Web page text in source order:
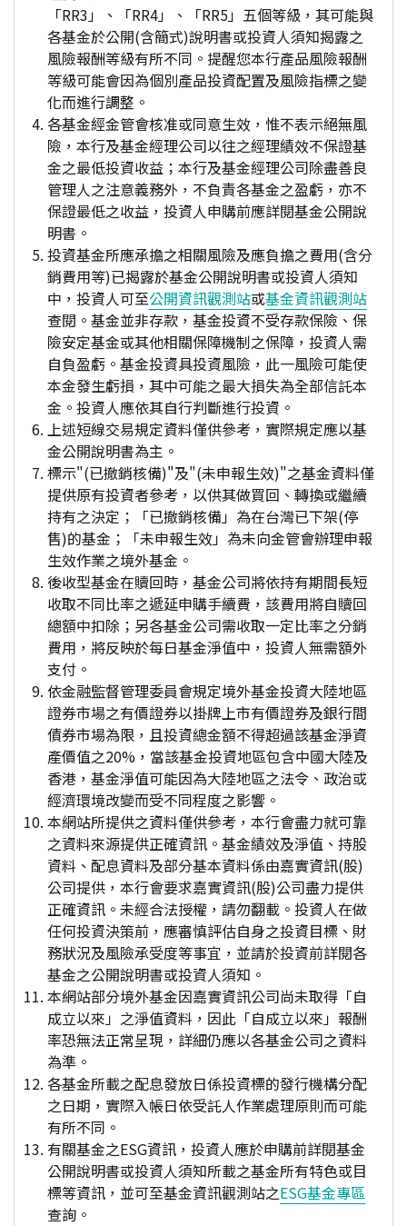
「RR3」、「RR4」、「RR5」五個等級，其可能與
各基金於公開(含簡式)說明書或投資人須知揭露之
風險報酬等級有所不同。提醒您本行產品風險報酬
等級可能會因為個別產品投資配置及風險指標之變
化而進行調整。
各基金經金管會核准或同意生效，惟不表示絕無風
險，本行及基金經理公司以往之經理績效不保證基
金之最低投資收益；本行及基金經理公司除盡善良
管理人之注意義務外，不負責各基金之盈虧，亦不
保證最低之收益，投資人申購前應詳閱基金公開說
明書。
投資基金所應承擔之相關風險及應負擔之費用(含分
銷費用等)已揭露於基金公開說明書或投資人須知
中，投資人可至公開資訊觀測站或基金資訊觀測站
查閱。基金並非存款，基金投資不受存款保險、保
險安定基金或其他相關保障機制之保障，投資人需
自負盈虧。基金投資具投資風險，此一風險可能使
本金發生虧損，其中可能之最大損失為全部信託本
金。投資人應依其自行判斷進行投資。
上述短線交易規定資料僅供參考，實際規定應以基
金公開說明書為主。
標示"(已撤銷核備)"及"(未申報生效)"之基金資料僅
提供原有投資者參考，以供其做買回、轉換或繼續
持有之決定；「已撤銷核備」為在台灣已下架(停
售)的基金；「未申報生效」為未向金管會辦理申報
生效作業之境外基金。
後收型基金在贖回時，基金公司將依持有期間長短
收取不同比率之遞延申購手續費，該費用將自贖回
總額中扣除；另各基金公司需收取一定比率之分銷
費用，將反映於每日基金淨值中，投資人無需額外
支付。
依金融監督管理委員會規定境外基金投資大陸地區
證券市場之有價證券以掛牌上市有價證券及銀行間
債券市場為限，且投資總金額不得超過該基金淨資
產價值之20%，當該基金投資地區包含中國大陸及
香港，基金淨值可能因為大陸地區之法令、政治或
經濟環境改變而受不同程度之影響。
本網站所提供之資料僅供參考，本行會盡力就可靠
之資料來源提供正確資訊。基金績效及淨值、持股
資料、配息資料及部分基本資料係由嘉實資訊(股)
公司提供，本行會要求嘉實資訊(股)公司盡力提供
正確資訊。未經合法授權，請勿翻載。投資人在做
任何投資決策前，應審慎評估自身之投資目標、財
務狀況及風險承受度等事宜，並請於投資前詳閱各
基金之公開說明書或投資人須知。
本網站部分境外基金因嘉實資訊公司尚未取得「自
成立以來」之淨值資料，因此「自成立以來」報酬
率恐無法正常呈現，詳細仍應以各基金公司之資料
為準。
各基金所載之配息發放日係投資標的發行機構分配
之日期，實際入帳日依受託人作業處理原則而可能
有所不同。
有關基金之ESG資訊，投資人應於申購前詳閱基金
公開說明書或投資人須知所載之基金所有特色或目
標等資訊，並可至基金資訊觀測站之ESG基金專區
查詢。